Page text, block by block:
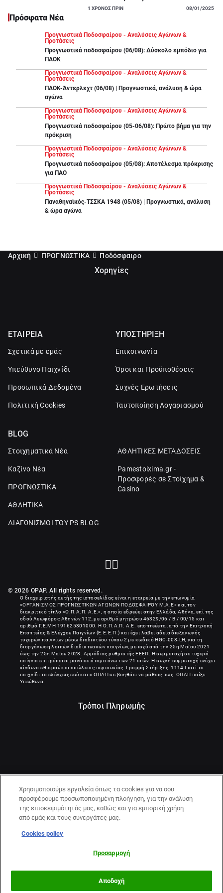
1 ΧΡΟΝΟΣ ΠΡΙΝ 08/01/2025
Πρόσφατα Νέα
Προγνωστικά Ποδοσφαίρου - Αναλύσεις Αγώνων &
Προτάσεις
Προγνωστικά ποδοσφαίρου (06/08): Δύσκολο εμπόδιο για
ΠΑΟΚ
Προγνωστικά Ποδοσφαίρου - Αναλύσεις Αγώνων &
Προτάσεις
ΠΑΟΚ-Άντερλεχτ (06/08) | Προγνωστικά, ανάλυση & ώρα
αγώνα
Προγνωστικά Ποδοσφαίρου - Αναλύσεις Αγώνων &
Προτάσεις
Προγνωστικά ποδοσφαίρου (05-06/08): Πρώτο βήμα για την
πρόκριση
Προγνωστικά Ποδοσφαίρου - Αναλύσεις Αγώνων &
Προτάσεις
Προγνωστικά ποδοσφαίρου (05/08): Αποτέλεσμα πρόκρισης
για ΠΑΟ
Προγνωστικά Ποδοσφαίρου - Αναλύσεις Αγώνων &
Προτάσεις
Παναθηναϊκός-ΤΣΣΚΑ 1948 (05/08) | Προγνωστικά, ανάλυση
& ώρα αγώνα
Αρχική ΠΡΟΓΝΩΣΤΙΚΑ Ποδόσφαιρο
Χορηγίες
ΕΤΑΙΡΕΙΑ
Σχετικά με εμάς
Υπεύθυνο Παιχνίδι
Προσωπικά Δεδομένα
Πολιτική Cookies
ΥΠΟΣΤΗΡΙΞΗ
Επικοινωνία
Όροι και Προϋποθέσεις
Συχνές Ερωτήσεις
Ταυτοποίηση Λογαριασμού
BLOG
Στοιχηματικά Νέα
Καζίνο Νέα
ΠΡΟΓΝΩΣΤΙΚΑ
ΑΘΛΗΤΙΚΑ
ΔΙΑΓΩΝΙΣΜΟΙ ΤΟΥ PS BLOG
ΑΘΛΗΤΙΚΕΣ ΜΕΤΑΔΟΣΕΙΣ
Pamestoixima.gr -
Προσφορές σε Στοίχημα &
Casino
© 2026 OPAP. All rights reserved.
Ο διαχειριστής αυτής της ιστοσελίδας είναι η εταιρεία με την επωνυμία
«ΟΡΓΑΝΙΣΜΟΣ ΠΡΟΓΝΩΣΤΙΚΩΝ ΑΓΩΝΩΝ ΠΟΔΟΣΦΑΙΡΟΥ Μ.Α.Ε» και τον
διακριτικό τίτλο «Ο.Π.Α.Π. Α.Ε.», η οποία εδρεύει στην Ελλάδα, Αθήνα, επί της
οδού Λεωφόρος Αθηνών 112, με αριθμό μητρώου 46329/06 / B / 00/15 και
αριθμό Γ.Ε.ΜΗ 191625301000
. Η Ο.Π.Α.Π. Α.Ε. εποπτεύεται από την Επιτροπή
Εποπτείας & Ελέγχου Παιγνίων (Ε.Ε.Ε.Π.) και έχει λάβει άδεια διεξαγωγής
τυχερών παιγνίων μέσω διαδικτύου τύπου 2 με κωδικό HGC-008-LH, για τη
διοργάνωση λοιπών διαδικτυακών παιγνίων, με ισχύ από την 25η Μαΐου 2021
έως την 25η Μαΐου 2028. Αρμόδιος ρυθμιστής ΕΕΕΠ. Η συμμετοχή σε τυχερά
παίγνια επιτρέπεται μονό σε άτομα άνω των 21 ετών. Η συχνή συμμετοχή ενέχει
κίνδυνο εθισμού και απώλειας περιουσίας. Γραμμή Στήριξης: 1114 Γιατί το
παιχνίδι το ελέγχεις εσύ και ο ΟΠΑΠ σε βοηθάει να μάθεις πως. ΟΠΑΠ παίξε
Υπεύθυνα.
Τρόποι Πληρωμής
ΣΥΜΒΟΥΛΕΥΤΙΚΗΣ:1114
Χρησιμοποιούμε εργαλεία όπως τα cookies για να σου
προσφέρουμε προσωποποιημένη πλοήγηση, για την ανάλυση
της επισκεψιμότητάς μας, καθώς και για εμπορική χρήση
από εμάς και τους συνεργάτες μας.
Cookies policy
Προσαρμογή
Αποδοχή